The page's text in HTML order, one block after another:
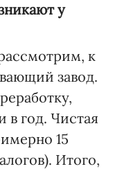
у
к
завод.
в год. Чистая
15
Итого,